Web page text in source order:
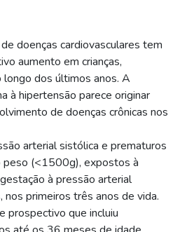
doenças cardiovasculares tem
aumento em crianças,
dos últimos anos. A
à hipertensão parece originar
de doenças crônicas nos
arterial sistólica e prematuros
peso (<1500g), expostos à
à pressão arterial
primeiros três anos de vida.
prospectivo que incluiu